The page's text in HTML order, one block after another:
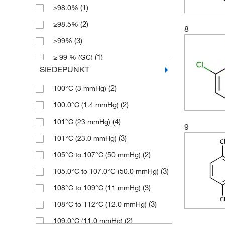
4 L(2)
4 x 1 L(2)
4 l(1)
5 g(133)
(1)
(1)
(14)
132.61(3)
136.96(2)
138.55(5)
139.54(3)
146.998 (24)
147(15)
147.00(1)
148.97(7)
148.974(13)
148.98(9)
149.6(3)
151.59(4)
≥98.0% (1)
≥98.5% (2)
≥99% (3)
≥ 99 % (GC) (1)
>95%(5)
>98.5%(1)
≤98%(3)
0.99(4)
95%(31)
96%(15)
97%(209)
98%(172)
98+% (5)
99%(64)
SIEDEPUNKT
100°C (3 mmHg) (2)
100.0°C (1.4 mmHg) (2)
101°C (23 mmHg) (4)
101°C (23.0 mmHg) (3)
105°C to 107°C (50 mmHg) (2)
105.0°C to 107.0°C (50.0 mmHg) (3)
108°C to 109°C (11 mmHg) (3)
108°C to 112°C (12.0 mmHg) (3)
109.0°C (11.0 mmHg) (2)
8
9